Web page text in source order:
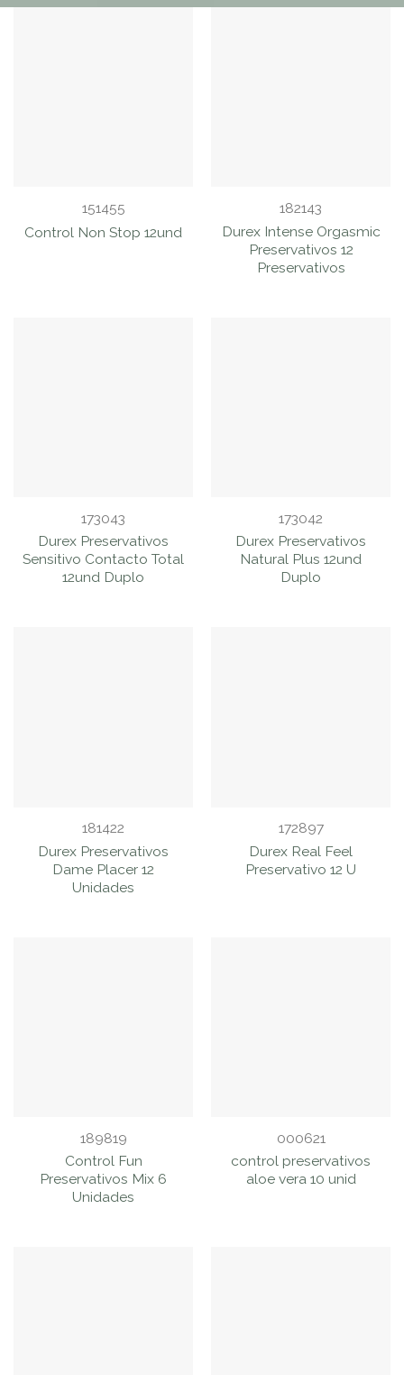
151455
Control Non Stop 12und
182143
Durex Intense Orgasmic
Preservativos 12
Preservativos
173043
Durex Preservativos
Sensitivo Contacto Total
12und Duplo
173042
Durex Preservativos
Natural Plus 12und
Duplo
181422
Durex Preservativos
Dame Placer 12
Unidades
172897
Durex Real Feel
Preservativo 12 U
189819
Control Fun
Preservativos Mix 6
Unidades
000621
control preservativos
aloe vera 10 unid